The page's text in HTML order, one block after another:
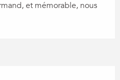
et mémorable, nous